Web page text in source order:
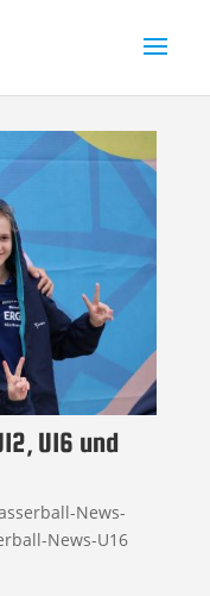
U16 und
News-
News-U16